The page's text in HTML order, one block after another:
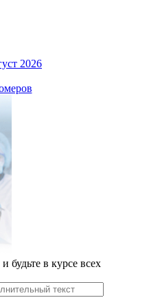
2026
будьте в курсе всех